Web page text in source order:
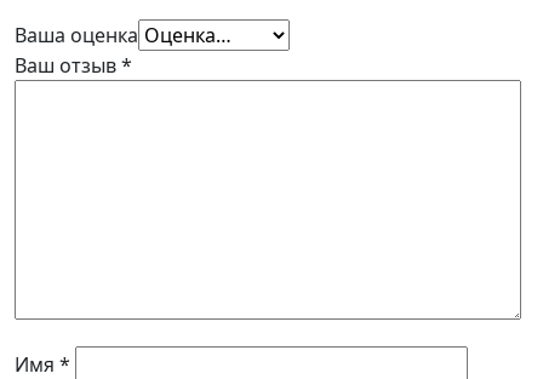
Ваша оценка
Ваш отзыв*
Имя *